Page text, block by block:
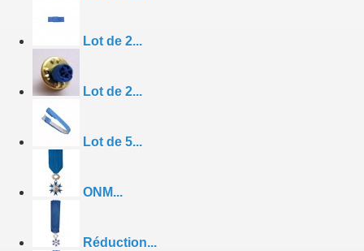
Lot de 2...
Lot de 2...
Lot de 5...
ONM...
Réduction...